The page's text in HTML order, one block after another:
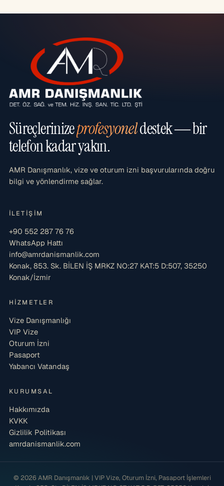
Süreçlerinizeprofesyoneldestek — bir
telefon kadar yakın.
AMR Danışmanlık, vize ve oturum izni başvurularında doğru
bilgi ve yönlendirme sağlar.
İLETIŞIM
+90 552 287 76 76
WhatsApp Hattı
info@amrdanismanlik.com
Konak, 853. Sk. BİLEN İŞ MRKZ NO:27 KAT:5 D:507, 35250
Konak/İzmir
HIZMETLER
Vize Danışmanlığı
VIP Vize
Oturum İzni
Pasaport
Yabancı Vatandaş
KURUMSAL
Hakkımızda
KVKK
Gizlilik Politikası
amrdanismanlik.com
© 2026 AMR Danışmanlık | VIP Vize, Oturum İzni, Pasaport İşlemleri